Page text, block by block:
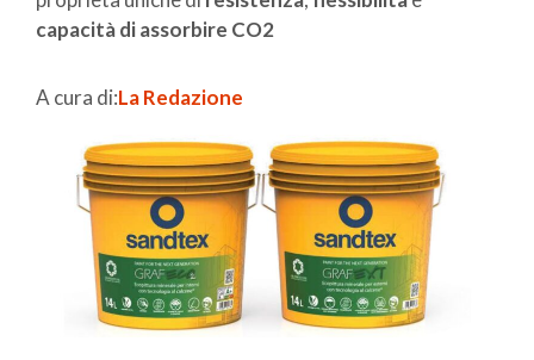
capacità di assorbire CO2
A cura di:La Redazione